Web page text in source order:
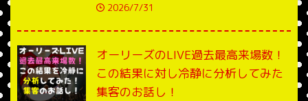
2026/7/31
オーリーズのLIVE過去最高来場数！
この結果に対し冷静に分析してみた
集客のお話し！